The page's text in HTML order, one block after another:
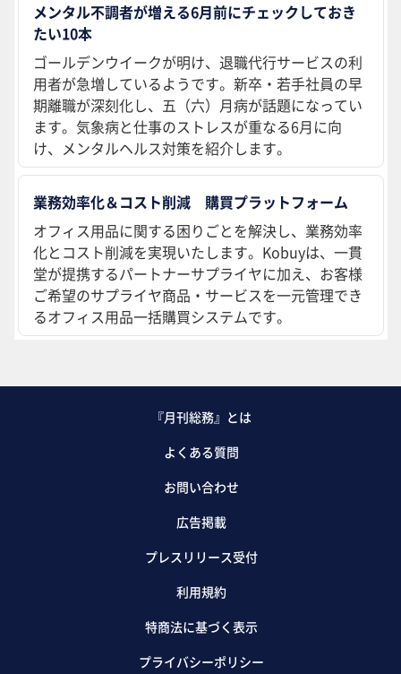
メンタル不調者が増える6月前にチェックしておき
たい10本
ゴールデンウイークが明け、退職代行サービスの利
用者が急増しているようです。新卒・若手社員の早
期離職が深刻化し、五（六）月病が話題になってい
ます。気象病と仕事のストレスが重なる6月に向
け、メンタルヘルス対策を紹介します。
業務効率化＆コスト削減 購買プラットフォーム
オフィス用品に関する困りごとを解決し、業務効率
化とコスト削減を実現いたします。Kobuyは、一貫
堂が提携するパートナーサプライヤに加え、お客様
ご希望のサプライヤ商品・サービスを一元管理でき
るオフィス用品一括購買システムです。
『月刊総務』とは
よくある質問
お問い合わせ
広告掲載
プレスリリース受付
利用規約
特商法に基づく表示
プライバシーポリシー